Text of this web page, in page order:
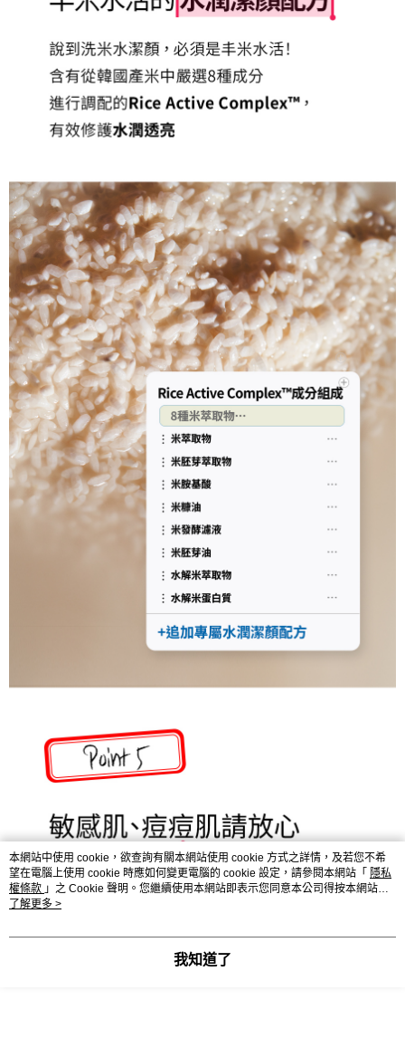
本網站中使用 cookie，欲查詢有關本網站使用 cookie 方式之詳情，及若您不希
望在電腦上使用 cookie 時應如何變更電腦的 cookie 設定，請參閱本網站「 隱私
權條款 」之 Cookie 聲明。您繼續使用本網站即表示您同意本公司得按本網站使
用條款之 Cookie 聲明使用 cookie。
了解更多 >
我知道了